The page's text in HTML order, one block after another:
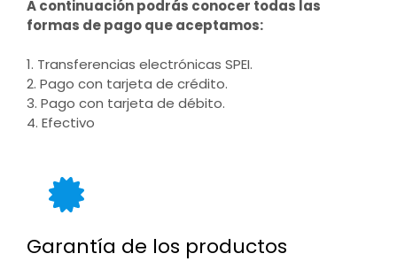
A continuación podrás conocer todas las
formas de pago que aceptamos:
1. Transferencias electrónicas SPEI.
2. Pago con tarjeta de crédito.
3. Pago con tarjeta de débito.
4. Efectivo
Garantía de los productos